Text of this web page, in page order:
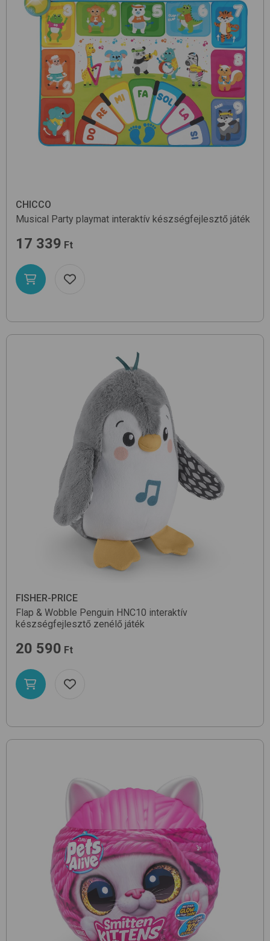
CHICCO
Musical Party playmat interaktív készségfejlesztő játék
17 339 Ft
FISHER-PRICE
Flap & Wobble Penguin HNC10 interaktív
készségfejlesztő zenélő játék
20 590 Ft